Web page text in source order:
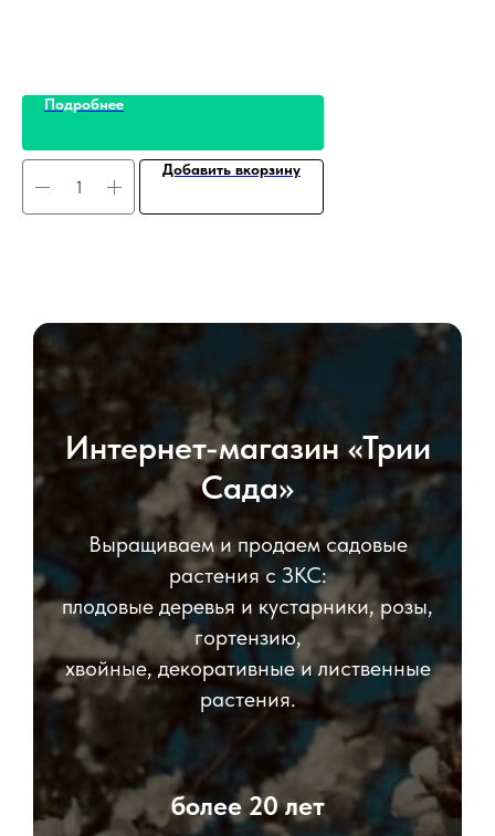
Подробнее
Добавить вкорзину
Интернет-магазин «Трии
Сада»
Выращиваем и продаем садовые
растения с ЗКС:
плодовые деревья и кустарники, розы,
гортензию,
хвойные, декоративные и лиственные
растения.
более 20 лет